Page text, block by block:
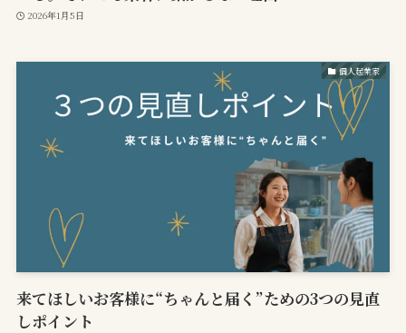
2026年1月5日
個人起業家
来てほしいお客様に“ちゃんと届く”ための3つの見直
しポイント